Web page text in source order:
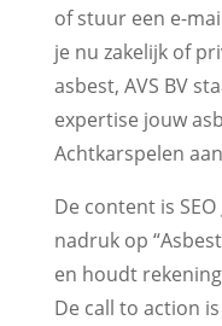
of stuur een e-
je nu zakelijk of
asbest, AVS BV
expertise jouw
Achtkarspelen
De content is
nadruk op
en houdt
De call to action